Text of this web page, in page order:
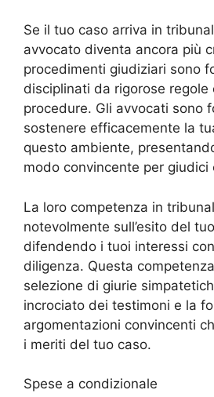
Se il tuo caso arriva in
avvocato diventa ancora più
procedimenti giudiziari sono
disciplinati da rigorose regole
procedure. Gli avvocati sono
sostenere efficacemente la
questo ambiente,
modo convincente per giudici
La loro competenza in
notevolmente sull’esito del
difendendo i tuoi interessi
diligenza. Questa
selezione di giurie
incrociato dei testimoni e la
argomentazioni convincenti
i meriti del tuo caso.
Spese a condizionale